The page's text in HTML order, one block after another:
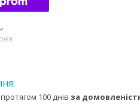
100 днів за